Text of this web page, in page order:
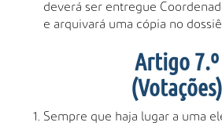
deverá ser entregue
e arquivará uma cópia no
Artigo 7.º
(Votações)
Sempre que haja lugar a uma